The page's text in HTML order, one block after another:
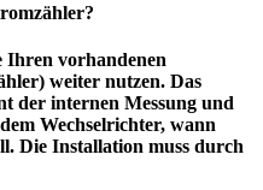
Ihren vorhandenen
weiter nutzen. Das
der internen Messung und
Wechselrichter, wann
Die Installation muss durch